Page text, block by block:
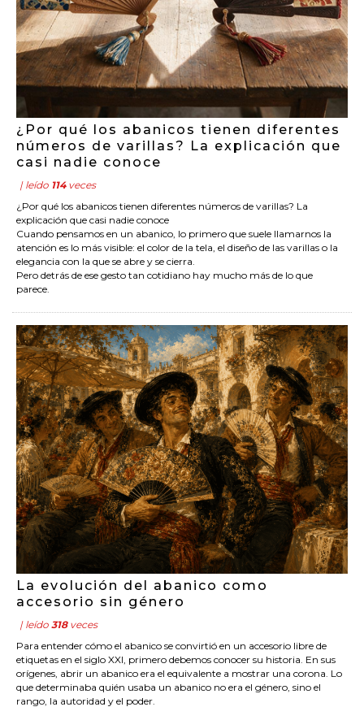
¿Por qué los abanicos tienen diferentes
números de varillas? La explicación que
casi nadie conoce
| leído 114veces
¿Por qué los abanicos tienen diferentes números de varillas? La
explicación que casi nadie conoce
Cuando pensamos en un abanico, lo primero que suele llamarnos la
atención es lo más visible: el color de la tela, el diseño de las varillas o la
elegancia con la que se abre y se cierra.
Pero detrás de ese gesto tan cotidiano hay mucho más de lo que
parece.
La evolución del abanico como
accesorio sin género
| leído 318veces
Para entender cómo el abanico se convirtió en un accesorio libre de
etiquetas en el siglo XXI, primero debemos conocer su historia. En sus
orígenes, abrir un abanico era el equivalente a mostrar una corona. Lo
que determinaba quién usaba un abanico no era el género, sino el
rango, la autoridad y el poder.